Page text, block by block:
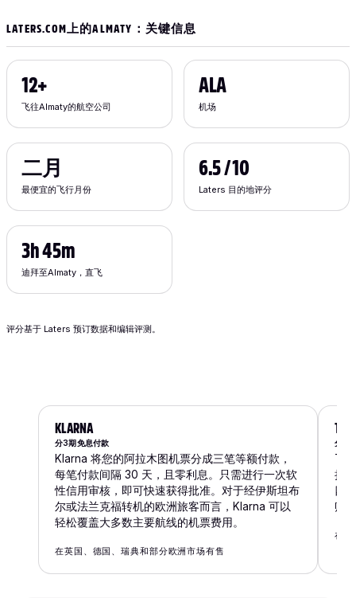
LATERS.COM上的ALMATY：关键信息
飞往Almaty的航空公司
12+
机场
ALA
最便宜的飞行月份
二月
Laters 目的地评分
6.5 / 10
迪拜至Almaty，直飞
3h 45m
评分基于 Laters 预订数据和编辑评测。
KLARNA
分3期免息付款
Klarna 将您的阿拉木图机票分成三笔等额付款，
每笔付款间隔 30 天，且零利息。只需进行一次软
性信用审核，即可快速获得批准。对于经伊斯坦布
尔或法兰克福转机的欧洲旅客而言，Klarna 可以
轻松覆盖大多数主要航线的机票费用。
在英国、德国、瑞典和部分欧洲市场有售
分4
拉
四
账
在阿